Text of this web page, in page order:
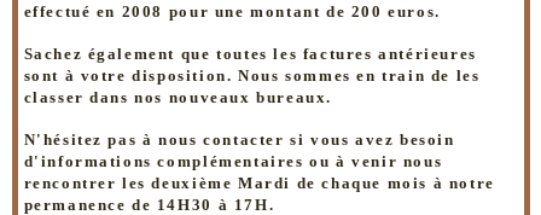
effectué en 2008 pour une montant de 200 euros.
Sachez également que toutes les factures antérieures
sont à votre disposition. Nous sommes en train de les
classer dans nos nouveaux bureaux.
N'hésitez pas à nous contacter si vous avez besoin
d'informations complémentaires ou à venir nous
rencontrer les deuxième Mardi de chaque mois à notre
permanence de 14H30 à 17H.